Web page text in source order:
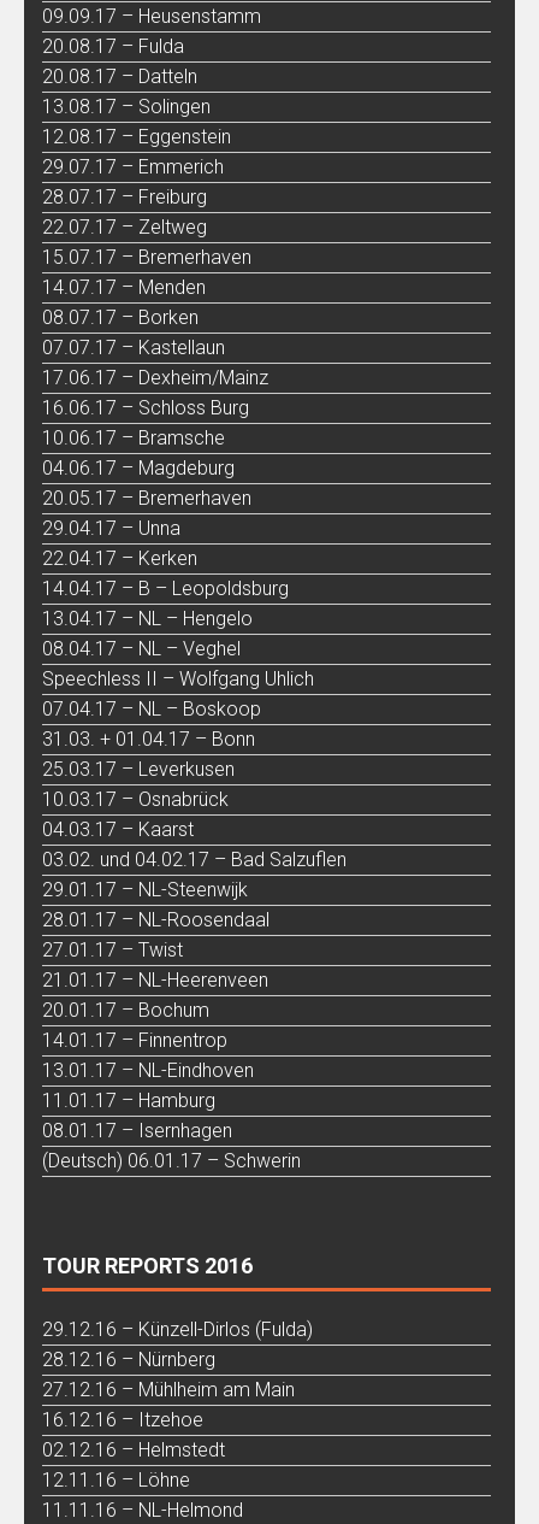
09.09.17 – Heusenstamm
20.08.17 – Fulda
20.08.17 – Datteln
13.08.17 – Solingen
12.08.17 – Eggenstein
29.07.17 – Emmerich
28.07.17 – Freiburg
22.07.17 – Zeltweg
15.07.17 – Bremerhaven
14.07.17 – Menden
08.07.17 – Borken
07.07.17 – Kastellaun
17.06.17 – Dexheim/Mainz
16.06.17 – Schloss Burg
10.06.17 – Bramsche
04.06.17 – Magdeburg
20.05.17 – Bremerhaven
29.04.17 – Unna
22.04.17 – Kerken
14.04.17 – B – Leopoldsburg
13.04.17 – NL – Hengelo
08.04.17 – NL – Veghel
Speechless II – Wolfgang Uhlich
07.04.17 – NL – Boskoop
31.03. + 01.04.17 – Bonn
25.03.17 – Leverkusen
10.03.17 – Osnabrück
04.03.17 – Kaarst
03.02. und 04.02.17 – Bad Salzuflen
29.01.17 – NL-Steenwijk
28.01.17 – NL-Roosendaal
27.01.17 – Twist
21.01.17 – NL-Heerenveen
20.01.17 – Bochum
14.01.17 – Finnentrop
13.01.17 – NL-Eindhoven
11.01.17 – Hamburg
08.01.17 – Isernhagen
(Deutsch) 06.01.17 – Schwerin
TOUR REPORTS 2016
29.12.16 – Künzell-Dirlos (Fulda)
28.12.16 – Nürnberg
27.12.16 – Mühlheim am Main
16.12.16 – Itzehoe
02.12.16 – Helmstedt
12.11.16 – Löhne
11.11.16 – NL-Helmond